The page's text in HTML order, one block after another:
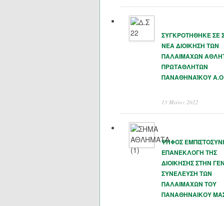
ΣΥΓΚΡΟΤΗΘΗΚΕ ΣΕ
ΝΕΑ ΔΙΟΙΚΗΣΗ ΤΩΝ
ΠΑΛΑΙΜΑΧΩΝ
ΠΡΩΤΑΘΛΗΤΩΝ
ΠΑΝΑΘΗΝΑΊΚΟΥ Α.Ο
13 Μάϊος 2022
ΨΗΦΟΣ
ΕΠΑΝΕΚΛΟΓΗ ΤΗΣ
ΔΙΟΙΚΗΣΗΣ ΣΤΗΝ
ΣΥΝΕΛΕΥΣΗ ΤΩΝ
ΠΑΛΑΙΜΑΧΩΝ ΤΟΥ
ΠΑΝΑΘΗΝΑΙΚΟΥ